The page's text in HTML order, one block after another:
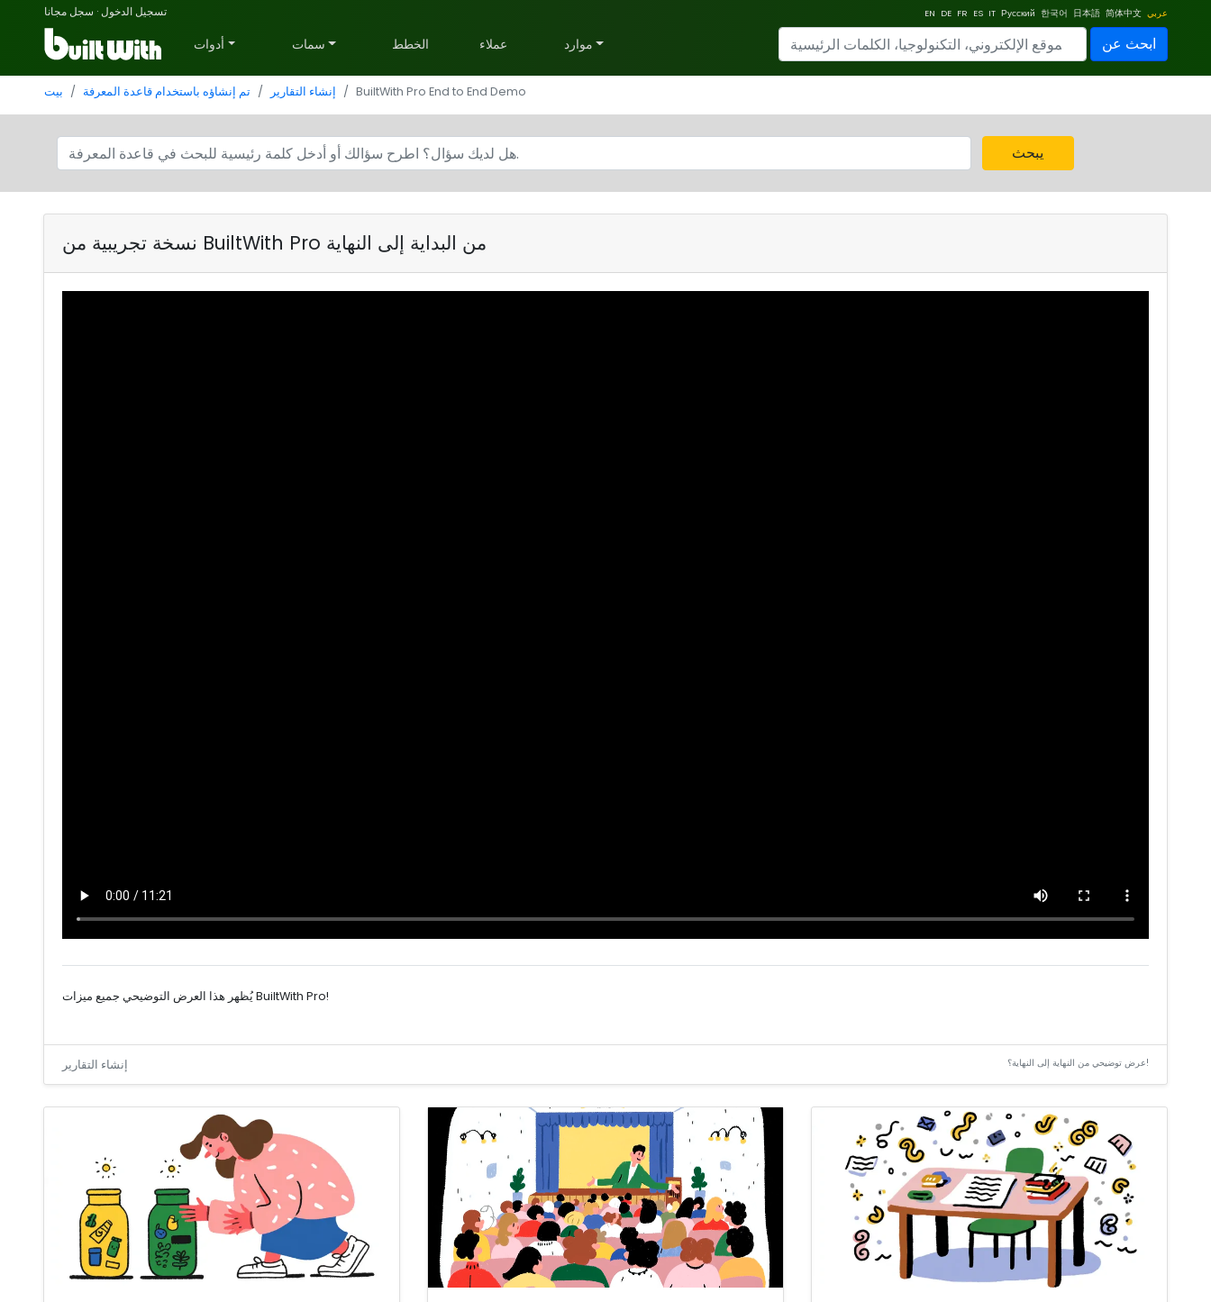
تسجيل الدخول· سجل مجانا EN DE FR ES IT Русский 한국어 日本語 简体中文 عربي
أدوات سمات الخطط عملاء موارد ابحث عن
بيت تم إنشاؤه باستخدام قاعدة المعرفة إنشاء التقارير BuiltWith Pro End to End Demo
يبحث
نسخة تجريبية من BuiltWith Pro من البداية إلى النهاية
يُظهر هذا العرض التوضيحي جميع ميزات BuiltWith Pro!
إنشاء التقارير عرض توضيحي من النهاية إلى النهاية؟!